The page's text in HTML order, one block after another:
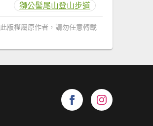
獅公髻尾山登山步道
此版權屬原作者，請勿任意轉載